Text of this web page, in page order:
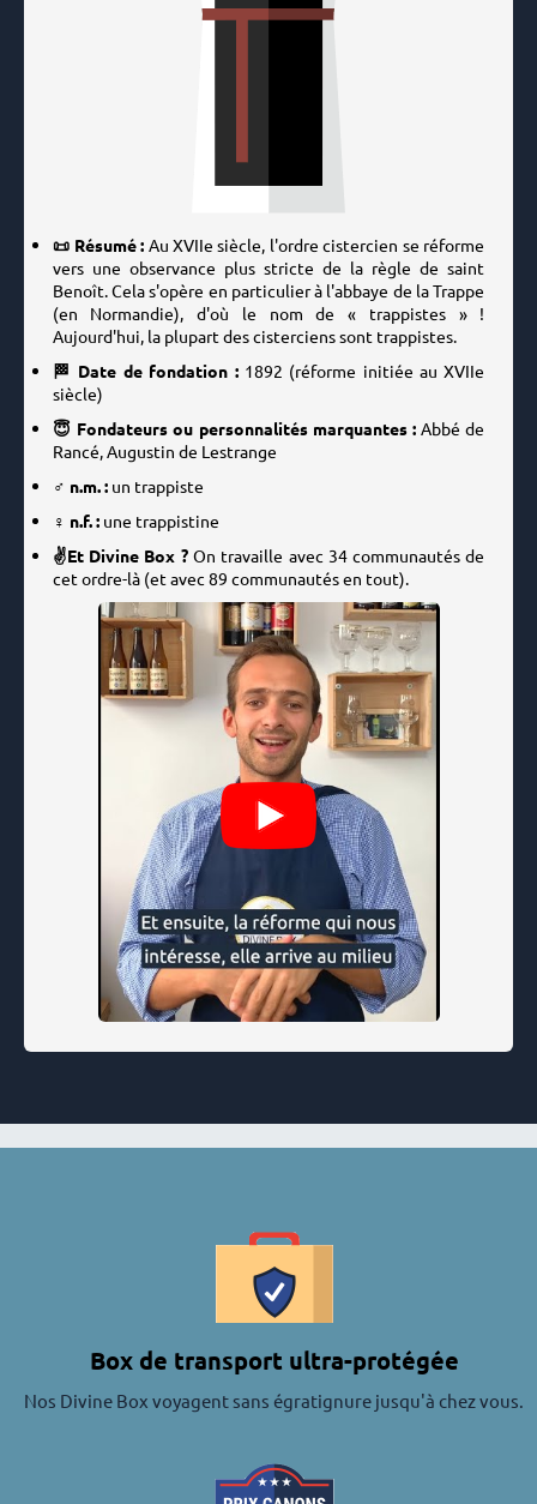
📜 Résumé : Au XVIIe siècle, l'ordre cistercien se réforme
vers une observance plus stricte de la règle de saint
Benoît. Cela s'opère en particulier à l'abbaye de la Trappe
(en Normandie), d'où le nom de « trappistes » !
Aujourd'hui, la plupart des cisterciens sont trappistes.
🏁 Date de fondation :1892 (réforme initiée au XVIIe
siècle)
😇 Fondateurs ou personnalités marquantes :Abbé de
Rancé, Augustin de Lestrange
♂️ n.m. :un trappiste
♀️ n.f. :une trappistine
✌️Et Divine Box ?On travaille avec 34 communautés de
cet ordre-là (et avec 89 communautés en tout).
Box de transport ultra-protégée
Nos Divine Box voyagent sans égratignure jusqu'à chez vous.